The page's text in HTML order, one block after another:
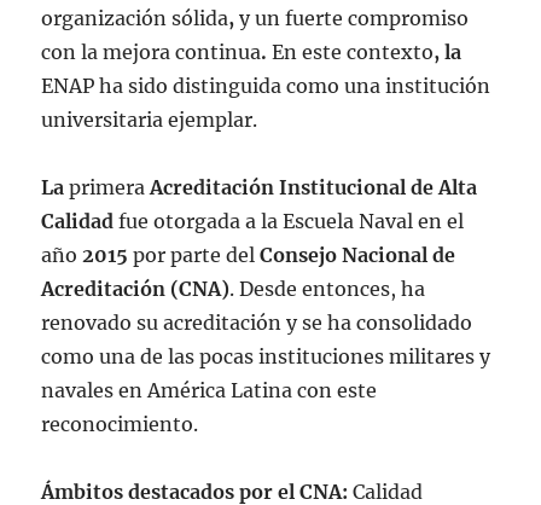
organización sólida,y un fuerte compromiso
con la mejora continua.En este contexto, la
ENAP ha sido distinguida como una institución
universitaria ejemplar.
LaprimeraAcreditación Institucional de Alta
Calidad fue otorgada a la Escuela Naval en el
año2015 por parte delConsejo Nacional de
Acreditación (CNA). Desde entonces, ha
renovado su acreditación y se ha consolidado
como una de las pocas instituciones militares y
navales en América Latina con este
reconocimiento.
Ámbitos destacados por el CNA:Calidad